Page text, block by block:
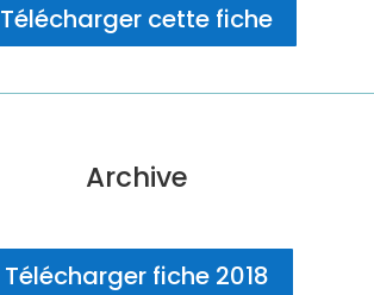
Télécharger cette fiche
Archive
Télécharger fiche 2018